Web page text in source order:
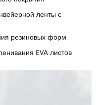
ленты с
резиновых форм
EVA листов